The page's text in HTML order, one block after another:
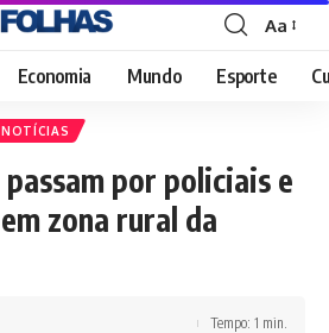
Font
Resizer
Aa
Economia Mundo Esporte
por policiais e
zona rural da
Tempo: 1 min.